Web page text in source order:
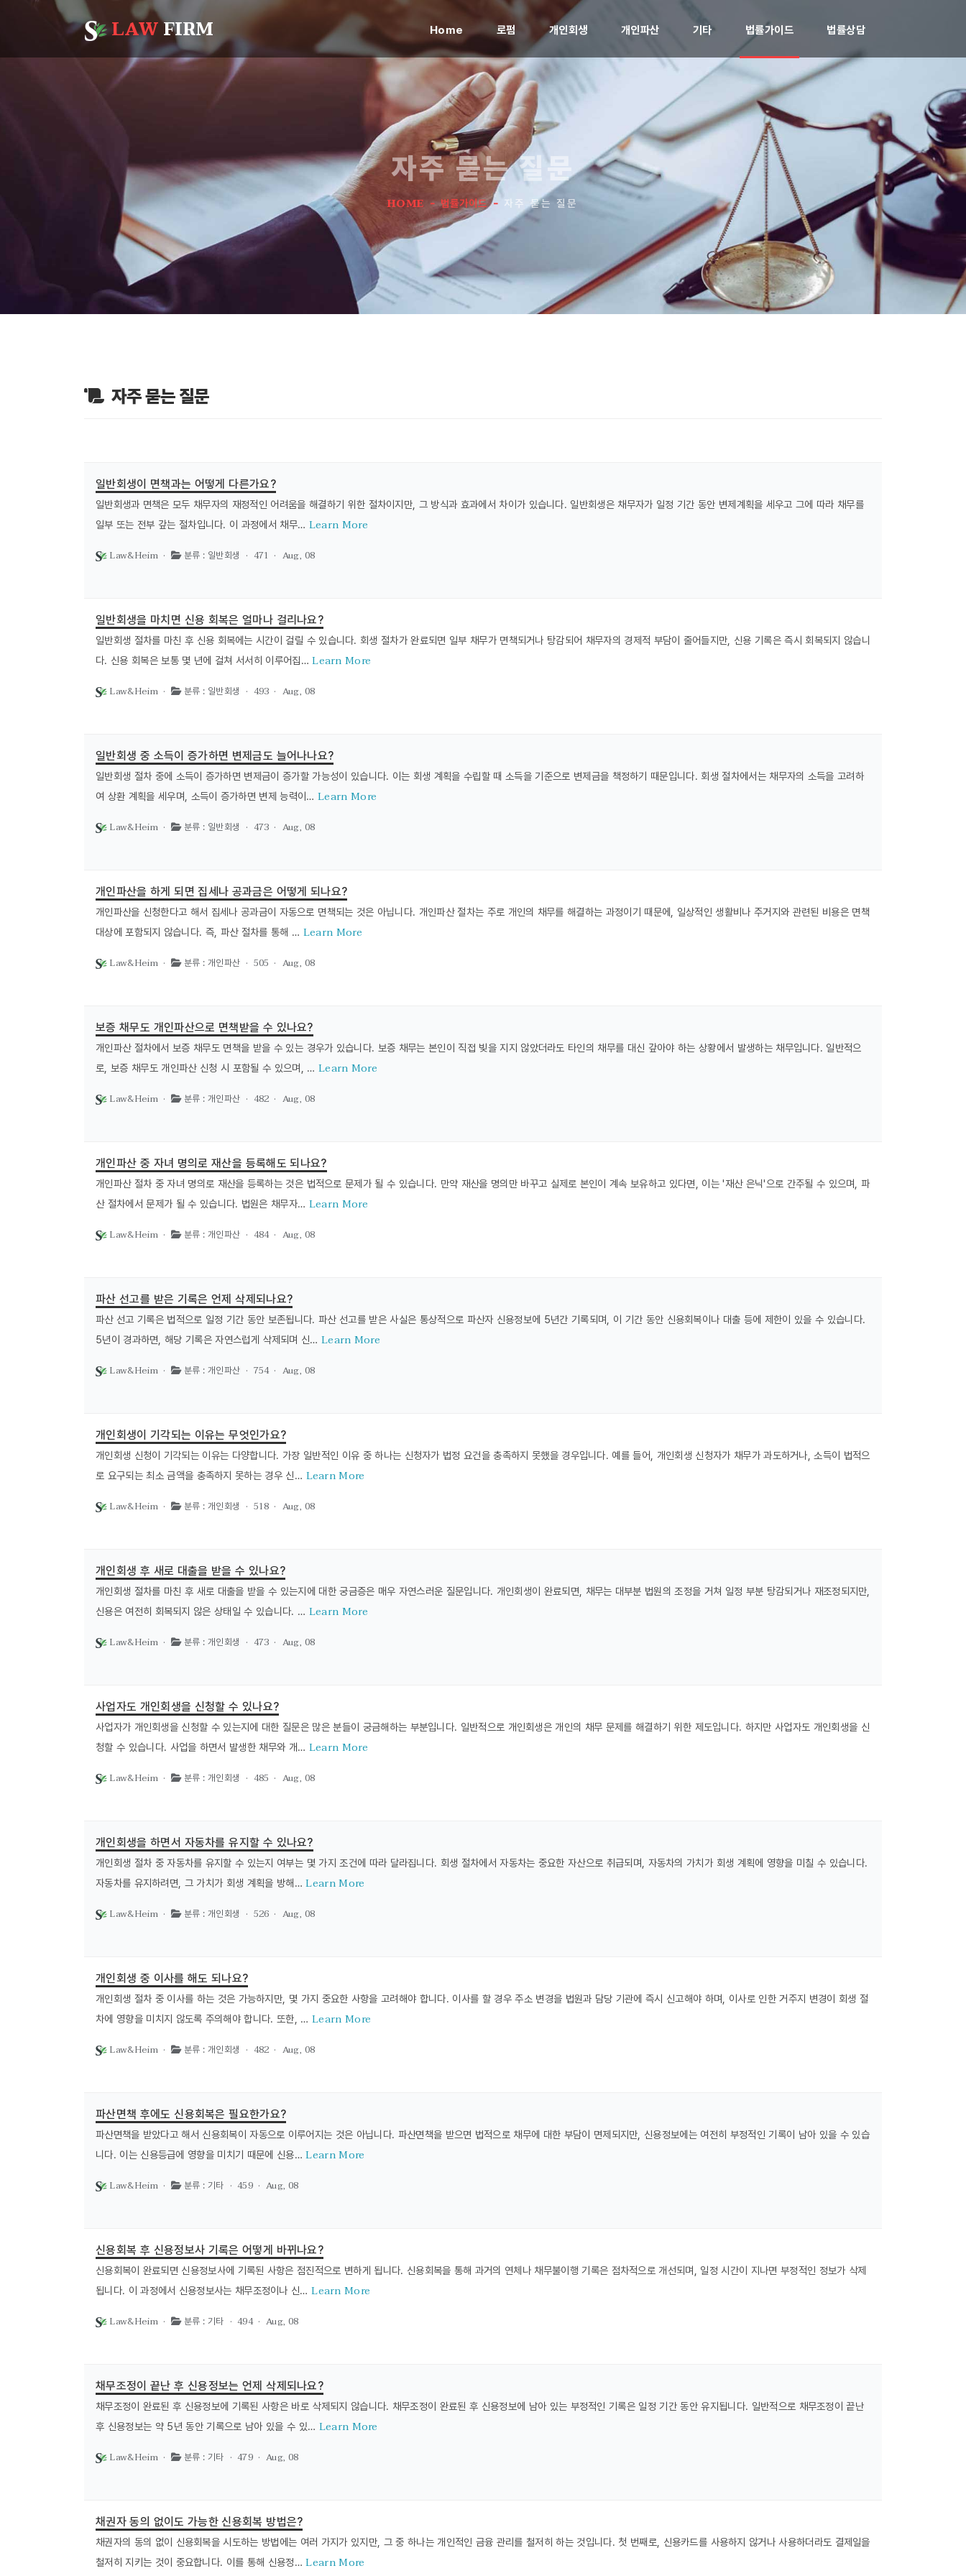
LAWFIRM Home (current)
로펌 개인회생 개인파산 기타 법률가이드 법률상담
자주 묻는 질문
HOME -법률가이드- 자주 묻는 질문
자주 묻는 질문
일반회생이 면책과는 어떻게 다른가요?
일반회생과 면책은 모두 채무자의 재정적인 어려움을 해결하기 위한 절차이지만, 그 방식과 효과에서 차이가 있습니다. 일반회생은 채무자가 일정 기간 동안 변제계획을 세우고 그에 따라 채무를
일부 또는 전부 갚는 절차입니다. 이 과정에서 채무… Learn More
Law&Heim · 분류 : 일반회생 · 471 · Aug, 08
일반회생을 마치면 신용 회복은 얼마나 걸리나요?
일반회생 절차를 마친 후 신용 회복에는 시간이 걸릴 수 있습니다. 회생 절차가 완료되면 일부 채무가 면책되거나 탕감되어 채무자의 경제적 부담이 줄어들지만, 신용 기록은 즉시 회복되지 않습니
다. 신용 회복은 보통 몇 년에 걸쳐 서서히 이루어집…Learn More
Law&Heim · 분류 : 일반회생 · 493 · Aug, 08
일반회생 중 소득이 증가하면 변제금도 늘어나나요?
일반회생 절차 중에 소득이 증가하면 변제금이 증가할 가능성이 있습니다. 이는 회생 계획을 수립할 때 소득을 기준으로 변제금을 책정하기 때문입니다. 회생 절차에서는 채무자의 소득을 고려하
여 상환 계획을 세우며, 소득이 증가하면 변제 능력이…Learn More
Law&Heim · 분류 : 일반회생 · 473 · Aug, 08
개인파산을 하게 되면 집세나 공과금은 어떻게 되나요?
개인파산을 신청한다고 해서 집세나 공과금이 자동으로 면책되는 것은 아닙니다. 개인파산 절차는 주로 개인의 채무를 해결하는 과정이기 때문에, 일상적인 생활비나 주거지와 관련된 비용은 면책
대상에 포함되지 않습니다. 즉, 파산 절차를 통해 … Learn More
Law&Heim · 분류 : 개인파산 · 505 · Aug, 08
보증 채무도 개인파산으로 면책받을 수 있나요?
개인파산 절차에서 보증 채무도 면책을 받을 수 있는 경우가 있습니다. 보증 채무는 본인이 직접 빚을 지지 않았더라도 타인의 채무를 대신 갚아야 하는 상황에서 발생하는 채무입니다. 일반적으
로, 보증 채무도 개인파산 신청 시 포함될 수 있으며, … Learn More
Law&Heim · 분류 : 개인파산 · 482 · Aug, 08
개인파산 중 자녀 명의로 재산을 등록해도 되나요?
개인파산 절차 중 자녀 명의로 재산을 등록하는 것은 법적으로 문제가 될 수 있습니다. 만약 재산을 명의만 바꾸고 실제로 본인이 계속 보유하고 있다면, 이는 '재산 은닉'으로 간주될 수 있으며, 파
산 절차에서 문제가 될 수 있습니다. 법원은 채무자… Learn More
Law&Heim · 분류 : 개인파산 · 484 · Aug, 08
파산 선고를 받은 기록은 언제 삭제되나요?
파산 선고 기록은 법적으로 일정 기간 동안 보존됩니다. 파산 선고를 받은 사실은 통상적으로 파산자 신용정보에 5년간 기록되며, 이 기간 동안 신용회복이나 대출 등에 제한이 있을 수 있습니다.
5년이 경과하면, 해당 기록은 자연스럽게 삭제되며 신… Learn More
Law&Heim · 분류 : 개인파산 · 754 · Aug, 08
개인회생이 기각되는 이유는 무엇인가요?
개인회생 신청이 기각되는 이유는 다양합니다. 가장 일반적인 이유 중 하나는 신청자가 법정 요건을 충족하지 못했을 경우입니다. 예를 들어, 개인회생 신청자가 채무가 과도하거나, 소득이 법적으
로 요구되는 최소 금액을 충족하지 못하는 경우 신… Learn More
Law&Heim · 분류 : 개인회생 · 518 · Aug, 08
개인회생 후 새로 대출을 받을 수 있나요?
개인회생 절차를 마친 후 새로 대출을 받을 수 있는지에 대한 궁금증은 매우 자연스러운 질문입니다. 개인회생이 완료되면, 채무는 대부분 법원의 조정을 거쳐 일정 부분 탕감되거나 재조정되지만,
신용은 여전히 회복되지 않은 상태일 수 있습니다. … Learn More
Law&Heim · 분류 : 개인회생 · 473 · Aug, 08
사업자도 개인회생을 신청할 수 있나요?
사업자가 개인회생을 신청할 수 있는지에 대한 질문은 많은 분들이 궁금해하는 부분입니다. 일반적으로 개인회생은 개인의 채무 문제를 해결하기 위한 제도입니다. 하지만 사업자도 개인회생을 신
청할 수 있습니다. 사업을 하면서 발생한 채무와 개… Learn More
Law&Heim · 분류 : 개인회생 · 485 · Aug, 08
개인회생을 하면서 자동차를 유지할 수 있나요?
개인회생 절차 중 자동차를 유지할 수 있는지 여부는 몇 가지 조건에 따라 달라집니다. 회생 절차에서 자동차는 중요한 자산으로 취급되며, 자동차의 가치가 회생 계획에 영향을 미칠 수 있습니다.
자동차를 유지하려면, 그 가치가 회생 계획을 방해…Learn More
Law&Heim · 분류 : 개인회생 · 526 · Aug, 08
개인회생 중 이사를 해도 되나요?
개인회생 절차 중 이사를 하는 것은 가능하지만, 몇 가지 중요한 사항을 고려해야 합니다. 이사를 할 경우 주소 변경을 법원과 담당 기관에 즉시 신고해야 하며, 이사로 인한 거주지 변경이 회생 절
차에 영향을 미치지 않도록 주의해야 합니다. 또한, …Learn More
Law&Heim · 분류 : 개인회생 · 482 · Aug, 08
파산면책 후에도 신용회복은 필요한가요?
파산면책을 받았다고 해서 신용회복이 자동으로 이루어지는 것은 아닙니다. 파산면책을 받으면 법적으로 채무에 대한 부담이 면제되지만, 신용정보에는 여전히 부정적인 기록이 남아 있을 수 있습
니다. 이는 신용등급에 영향을 미치기 때문에 신용…Learn More
Law&Heim · 분류 : 기타 · 459 · Aug, 08
신용회복 후 신용정보사 기록은 어떻게 바뀌나요?
신용회복이 완료되면 신용정보사에 기록된 사항은 점진적으로 변하게 됩니다. 신용회복을 통해 과거의 연체나 채무불이행 기록은 점차적으로 개선되며, 일정 시간이 지나면 부정적인 정보가 삭제
됩니다. 이 과정에서 신용정보사는 채무조정이나 신…Learn More
Law&Heim · 분류 : 기타 · 494 · Aug, 08
채무조정이 끝난 후 신용정보는 언제 삭제되나요?
채무조정이 완료된 후 신용정보에 기록된 사항은 바로 삭제되지 않습니다. 채무조정이 완료된 후 신용정보에 남아 있는 부정적인 기록은 일정 기간 동안 유지됩니다. 일반적으로 채무조정이 끝난
후 신용정보는 약 5년 동안 기록으로 남아 있을 수 있… Learn More
Law&Heim · 분류 : 기타 · 479 · Aug, 08
채권자 동의 없이도 가능한 신용회복 방법은?
채권자의 동의 없이 신용회복을 시도하는 방법에는 여러 가지가 있지만, 그 중 하나는 개인적인 금융 관리를 철저히 하는 것입니다. 첫 번째로, 신용카드를 사용하지 않거나 사용하더라도 결제일을
철저히 지키는 것이 중요합니다. 이를 통해 신용정…Learn More